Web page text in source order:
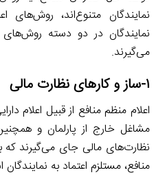
نمایندگان متنوع‌اند،­ روش‌های
نمایندگان در دو دسته
می‌گیرند.
۱-ساز و کارهای نظارت مالی
اعلام منظم منافع از قبیل اعلام
مشاغل خارج از پارلمان و
نظارت‌های مالی جای می‌گیرند که
منافع، مستلزم اعتماد به